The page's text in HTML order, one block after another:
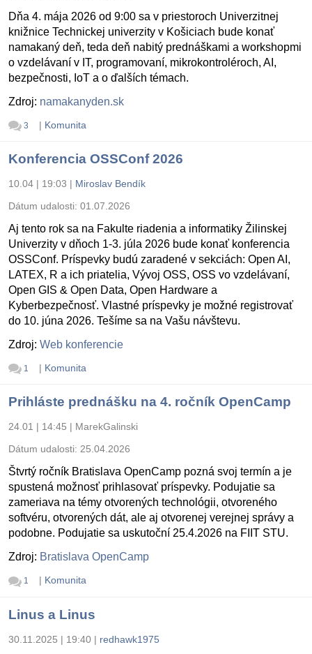
Dňa 4. mája 2026 od 9:00 sa v priestoroch Univerzitnej
knižnice Technickej univerzity v Košiciach bude konať
namakaný deň, teda deň nabitý prednáškami a workshopmi
o vzdelávaní v IT, programovaní, mikrokontroléroch, AI,
bezpečnosti, IoT a o ďalších témach.
Zdroj: namakanyden.sk
3 | Komunita
Konferencia OSSConf 2026
10.04 | 19:03 | Miroslav Bendík
Dátum udalosti: 01.07.2026
Aj tento rok sa na Fakulte riadenia a informatiky Žilinskej
Univerzity v dňoch 1-3. júla 2026 bude konať konferencia
OSSConf. Príspevky budú zaradené v sekciách: Open AI,
LATEX, R a ich priatelia, Vývoj OSS, OSS vo vzdelávaní,
Open GIS & Open Data, Open Hardware a
Kyberbezpečnosť. Vlastné príspevky je možné registrovať
do 10. júna 2026. Tešíme sa na Vašu návštevu.
Zdroj: Web konferencie
1 | Komunita
Prihláste prednášku na 4. ročník OpenCamp
24.01 | 14:45 | MarekGalinski
Dátum udalosti: 25.04.2026
Štvrtý ročník Bratislava OpenCamp pozná svoj termín a je
spustená možnosť prihlasovať príspevky. Podujatie sa
zameriava na témy otvorených technológii, otvoreného
softvéru, otvorených dát, ale aj otvorenej verejnej správy a
podobne. Podujatie sa uskutoční 25.4.2026 na FIIT STU.
Zdroj: Bratislava OpenCamp
1 | Komunita
Linus a Linus
30.11.2025 | 19:40 | redhawk1975